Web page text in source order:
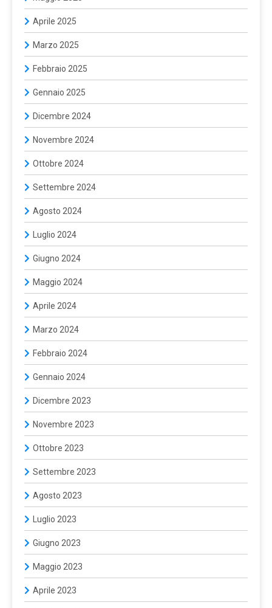
Aprile 2025
Marzo 2025
Febbraio 2025
Gennaio 2025
Dicembre 2024
Novembre 2024
Ottobre 2024
Settembre 2024
Agosto 2024
Luglio 2024
Giugno 2024
Maggio 2024
Aprile 2024
Marzo 2024
Febbraio 2024
Gennaio 2024
Dicembre 2023
Novembre 2023
Ottobre 2023
Settembre 2023
Agosto 2023
Luglio 2023
Giugno 2023
Maggio 2023
Aprile 2023